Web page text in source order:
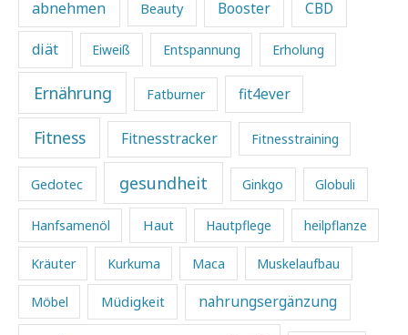
abnehmen Beauty Booster CBD
diät Eiweiß Entspannung Erholung
Ernährung Fatburner fit4ever
Fitness Fitnesstracker Fitnesstraining
Gedotec gesundheit Ginkgo Globuli
Hanfsamenöl Haut Hautpflege heilpflanze
Kräuter Kurkuma Maca Muskelaufbau
Möbel Müdigkeit nahrungsergänzung